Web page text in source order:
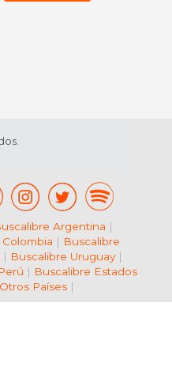
Argentina |
| Buscalibre
| Buscalibre Uruguay|
| Buscalibre Estados
Países|